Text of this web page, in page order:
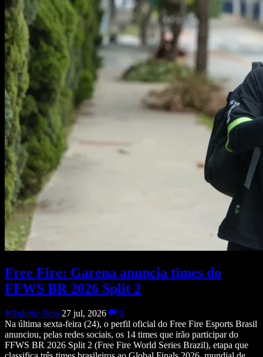
Free Fire: Garena anuncia times do
FFWS BR 2026 Split 2
Wladimir Neto 27 jul, 2026
0
Na última sexta-feira (24), o perfil oficial do Free Fire Esports Brasil
anunciou, pelas redes sociais, os 14 times que irão participar do
FFWS BR 2026 Split 2 (Free Fire World Series Brazil), etapa que